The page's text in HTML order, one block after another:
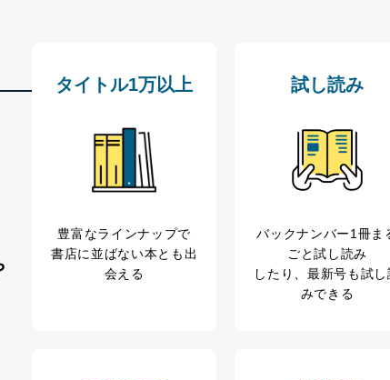
ます。
情報問い合わせ係
タイトル1万以上
豊富なラインナップで
書店に並ばない本とも出
会える
試し読み
バックナンバー1冊ま
ごと試し読み
したり、最新号も試し
みできる